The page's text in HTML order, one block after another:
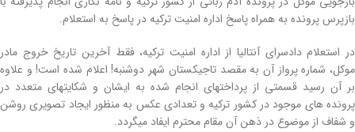
بازپرس پرونده به همراه پاسخ اداره امنیت تركیه در پاسخ به استعلام.
در استعلام دادسرای آنتالیا از اداره امنیت تركیه، فقط آخرین تاریخ خروج مادر
موكل، شماره پرواز آن به مقصد تاجیكستان شهر دوشنبه! اعلام شده است! و علاوه
بر آن رسید قسمتی از پرداختهای انجام شده به ایشان و شكایتهای متعدد در
پرونده های موجود در كشور تركیه و تعدادی عكس به منظور ایجاد تصویری روشن
و شفاف از موضوع در ذهن آن مقام محترم ایفاد میگردد.